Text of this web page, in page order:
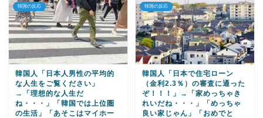
韓国の反応
韓国人「日本人男性の平均的
な人生をご覧ください」
→「理想的な人生だ
ね・・・」「韓国では上位圏
の生活」「あそこはマイホー
韓国の反応
韓国人「日本で住宅ローン
（金利2.3％）の審査に通った
ぞ！！！」→「家めっちゃき
れいだね・・・」「めっちゃ
良い家じゃん」「おめでと